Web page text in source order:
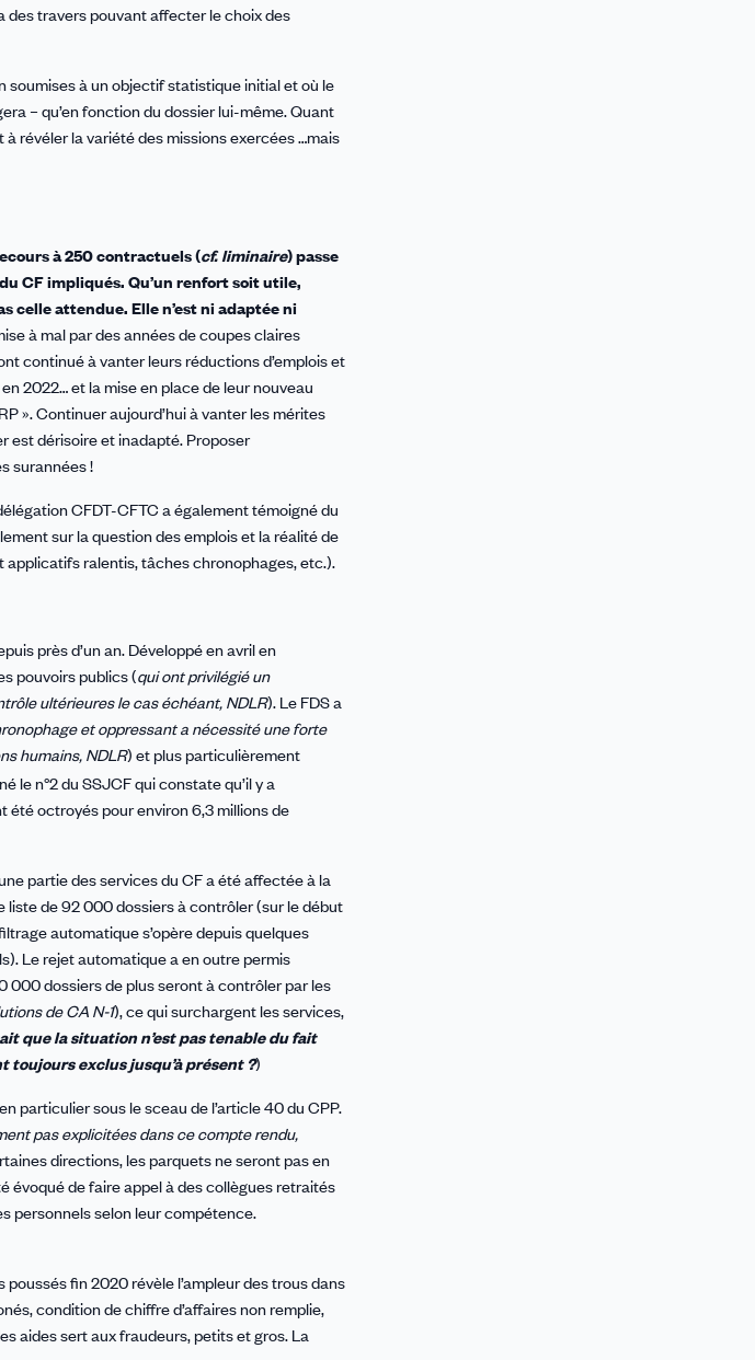
des travers pouvant affecter le choix des
à un objectif statistique initial et où le
– qu’en fonction du dossier lui-même. Quant
révéler la variété des missions exercées …mais
à 250 contractuels (cf. liminaire) passe
CF impliqués. Qu’un renfort soit utile,
celle attendue. Elle n’est ni adaptée ni
à mal par des années de coupes claires
continué à vanter leurs réductions d’emplois et
2022… et la mise en place de leur nouveau
».Continuer aujourd’hui à vanter les mérites
est dérisoire et inadapté. Proposer
surannées !
CFDT-CFTC a également témoigné du
sur la question des emplois et la réalité de
applicatifs ralentis, tâches chronophages, etc.).
près d’un an. Développé en avril en
pouvoirs publics (qui ont privilégié un
ultérieures le cas échéant, NDLR). Le FDS a
et oppressant a nécessité une forte
humains, NDLR) et plus particulièrement
le n°2 du SSJCF qui constate qu’il y a
été octroyés pour environ 6,3 millions de
partie des services du CF a été affectée à la
liste de 92 000 dossiers à contrôler (sur le début
automatique s’opère depuis quelques
Le rejet automatique a en outre permis
000 dossiers de plus seront à contrôler par les
de CA N-1), ce qui surchargent les services,
que la situation n’est pas tenable du fait
toujours exclus jusqu’à présent ?)
particulier sous le sceau de l’article 40 du CPP.
pas explicitées dans ce compte rendu,
directions, les parquets ne seront pas en
évoqué de faire appel à des collègues retraités
personnels selon leur compétence.
poussés fin 2020 révèle l’ampleur des trous dans
condition de chiffre d’affaires non remplie,
aides sert aux fraudeurs, petits et gros. La